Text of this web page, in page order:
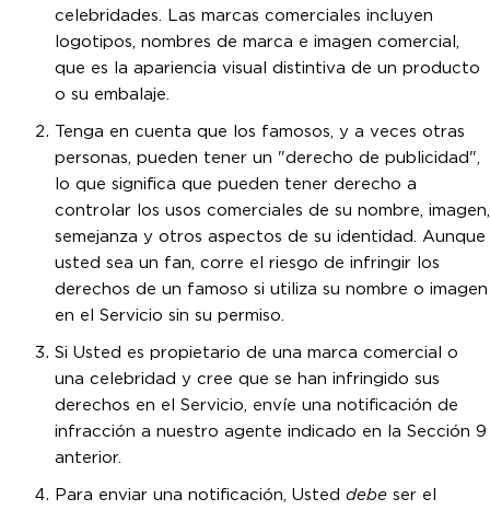
celebridades. Las marcas comerciales incluyen
logotipos, nombres de marca e imagen comercial,
que es la apariencia visual distintiva de un producto
o su embalaje.
Tenga en cuenta que los famosos, y a veces otras
personas, pueden tener un "derecho de publicidad",
lo que significa que pueden tener derecho a
controlar los usos comerciales de su nombre, imagen,
semejanza y otros aspectos de su identidad. Aunque
usted sea un fan, corre el riesgo de infringir los
derechos de un famoso si utiliza su nombre o imagen
en el Servicio sin su permiso.
Si Usted es propietario de una marca comercial o
una celebridad y cree que se han infringido sus
derechos en el Servicio, envíe una notificación de
infracción a nuestro agente indicado en la Sección 9
anterior.
Para enviar una notificación, Usted debe ser el